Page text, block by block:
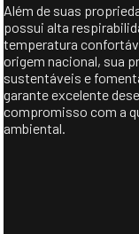
Além de suas
possui alta
temperatura
origem nacional, sua
sustentáveis e
garante excelente
compromisso com a
ambiental.